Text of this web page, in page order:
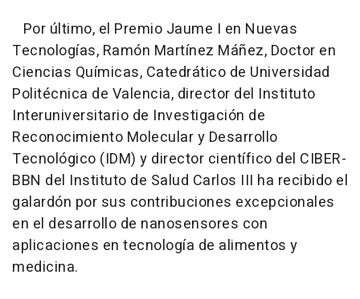
Por último, el Premio Jaume I en Nuevas
Tecnologías, Ramón Martínez Máñez, Doctor en
Ciencias Químicas, Catedrático de Universidad
Politécnica de Valencia, director del Instituto
Interuniversitario de Investigación de
Reconocimiento Molecular y Desarrollo
Tecnológico (IDM) y director científico del CIBER-
BBN del Instituto de Salud Carlos III ha recibido el
galardón por sus contribuciones excepcionales
en el desarrollo de nanosensores con
aplicaciones en tecnología de alimentos y
medicina.